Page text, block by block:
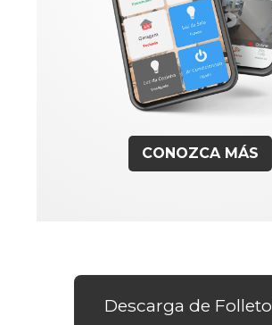
CONOZCA MÁS
Descarga de Folleto